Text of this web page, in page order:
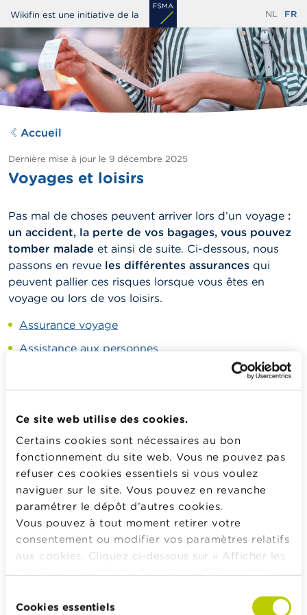
Ce site web utilise des cookies.
Certains cookies sont nécessaires au bon
fonctionnement du site web. Vous ne pouvez pas
refuser ces cookies essentiels si vous voulez
naviguer sur le site. Vous pouvez en revanche
paramétrer le dépôt d’autres cookies.
Vous pouvez à tout moment retirer votre
consentement ou modifier vos paramètres relatifs
aux cookies. Cliquez ci-dessous sur « Afficher les
consultable dans son intégralité
duCookies essentiels
Aller
au
principal
Wikifin est une initiative de la NL FR
Accueil
Dernière mise à jour le 9 décembre 2025
Voyages et loisirs
Pas mal de choses peuvent arriver lors d’un voyage :
un accident, la perte de vos bagages, vous pouvez
tomber malade et ainsi de suite. Ci-dessous, nous
passons en revue les différentes assurances qui
peuvent pallier ces risques lorsque vous êtes en
voyage ou lors de vos loisirs.
Assurance voyage
Assistance aux personnes
Assurance annulation voyage
Assurance bagages
Assurance pour les sportifs
Assurance RC organisateur
Assurance obligatoire RC Incendie et Explosion
Calculateurs, conseils pratiques, checklists
Budget, payer, emprunter et assurer
Famille
Épargner et investir